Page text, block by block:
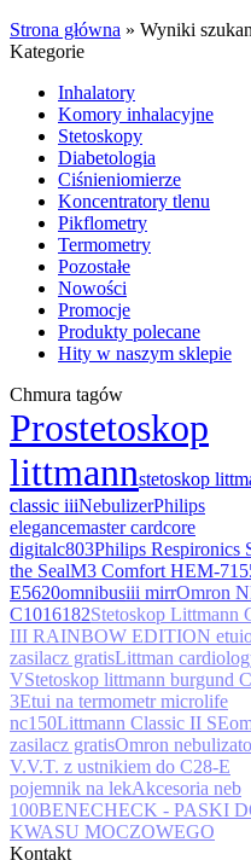
Strona główna » Wyniki
Kategorie
Inhalatory
Komory inhalacyjne
Stetoskopy
Diabetologia
Ciśnieniomierze
Koncentratory tlenu
Pikflometry
Termometry
Pozostałe
Nowości
Promocje
Produkty polecane
Hity w naszym sklepie
Chmura tagów
Prostetoskop
littmannstetoskop
classic iiiNebulizerPhilips
elegancemaster cardcore
digitalc803Philips Respironics
the SealM3 Comfort HEM-
E5620omnibusiii mirrOmron
C1016182Stetoskop Littmann
III RAINBOW EDITION etui
zasilacz gratisLittman
VStetoskop littmann burgund
3Etui na termometr microlife
nc150Littmann Classic II SE
zasilacz gratisOmron
V.V.T. z ustnikiem do C28-E
pojemnik na lekAkcesoria neb
100BENECHECK - PASKI
KWASU MOCZOWEGO
Kontakt